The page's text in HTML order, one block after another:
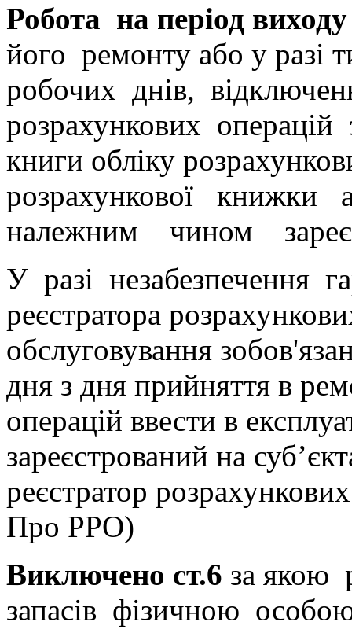
Робота на період
його ремонту або у разі
робочих днів,
розрахункових операцій
книги обліку
розрахункової книжки
належним чином
У разі незабезпечення
реєстратора
обслуговування
дня з дня прийняття в
операцій ввести в
зареєстрований на
реєстратор
Про РРО)
Виключено ст.6 за якою
запасів фізичною